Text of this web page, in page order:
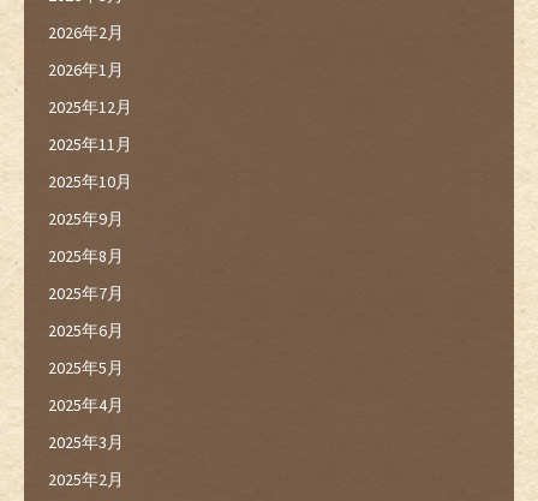
2026年2月
2026年1月
2025年12月
2025年11月
2025年10月
2025年9月
2025年8月
2025年7月
2025年6月
2025年5月
2025年4月
2025年3月
2025年2月